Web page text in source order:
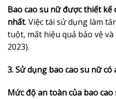
Bao cao su nữ được thiết
nhất. Việc tái sử dụng làm
tuột, mất hiệu quả bảo vệ và
2023).
3. Sử dụng bao cao su nữ
Mức độ an toàn của bao